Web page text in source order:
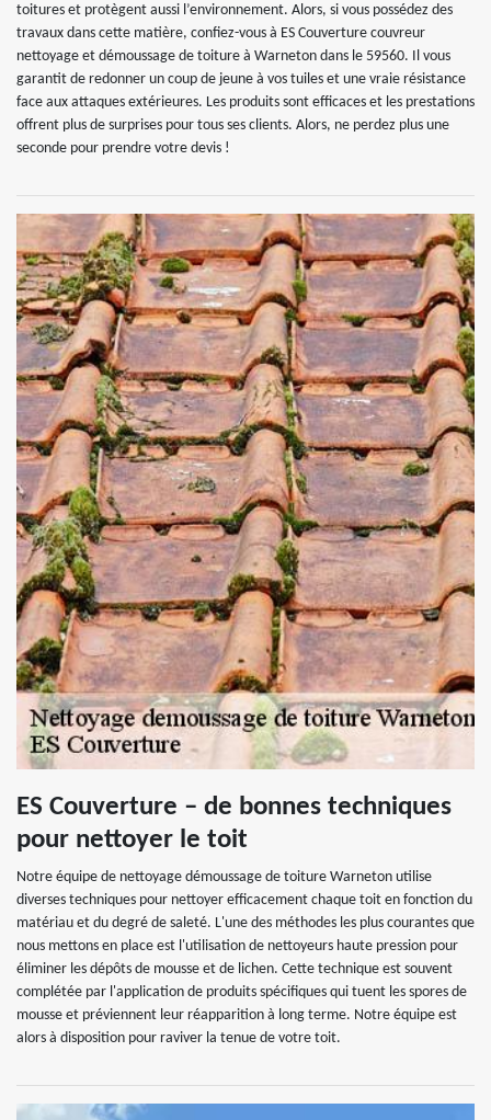
toitures et protègent aussi l’environnement. Alors, si vous possédez des
travaux dans cette matière, confiez-vous à ES Couverture couvreur
nettoyage et démoussage de toiture à Warneton dans le 59560. Il vous
garantit de redonner un coup de jeune à vos tuiles et une vraie résistance
face aux attaques extérieures. Les produits sont efficaces et les prestations
offrent plus de surprises pour tous ses clients. Alors, ne perdez plus une
seconde pour prendre votre devis !
ES Couverture – de bonnes techniques
pour nettoyer le toit
Notre équipe de nettoyage démoussage de toiture Warneton utilise
diverses techniques pour nettoyer efficacement chaque toit en fonction du
matériau et du degré de saleté. L'une des méthodes les plus courantes que
nous mettons en place est l'utilisation de nettoyeurs haute pression pour
éliminer les dépôts de mousse et de lichen. Cette technique est souvent
complétée par l'application de produits spécifiques qui tuent les spores de
mousse et préviennent leur réapparition à long terme. Notre équipe est
alors à disposition pour raviver la tenue de votre toit.